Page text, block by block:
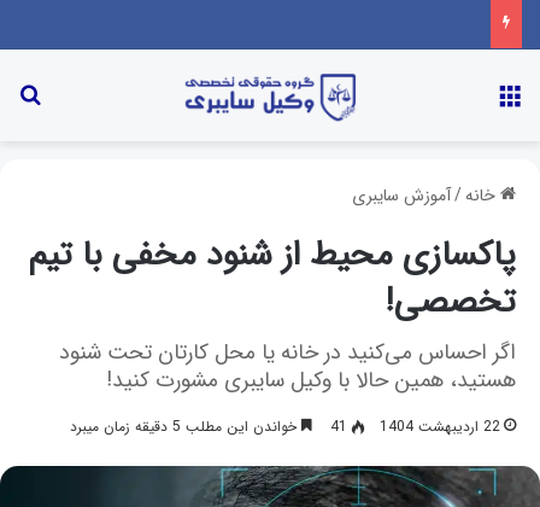
خانه/آموزش سایبری
پاکسازی محیط از شنود مخفی با تیم
تخصصی!
اگر احساس می‌کنید در خانه یا محل کارتان تحت شنود
هستید، همین حالا با وکیل سایبری مشورت کنید!
22 اردیبهشت 1404 41 خواندن این مطلب 5 دقیقه زمان میبرد